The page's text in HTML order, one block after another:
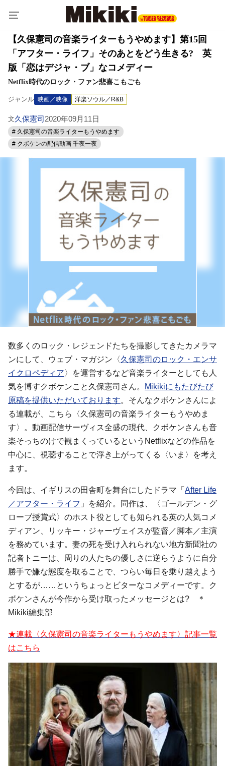
【久保憲司の音楽ライターもうやめます】第15回
「アフター・ライフ」そのあとをどう生きる? 英
版「恋はデジャ・ブ」なコメディー
Netflix時代のロック・ファン悲喜こもごも
ジャンル 映画／映像 洋楽ソウル／R&B
文久保憲司2020年09月11日
# 久保憲司の音楽ライターもうやめます
# クボケンの配信動画 千夜一夜
数多くのロック・レジェンドたちを撮影してきたカメラマ
ンにして、ウェブ・マガジン〈久保憲司のロック・エンサ
イクロペディア〉を運営するなど音楽ライターとしても人
気を博すクボケンこと久保憲司さん。
Mikikiにもたびたび
原稿を提供いただいております。そんなクボケンさんによ
る連載が、こちら〈久保憲司の音楽ライターもうやめま
す〉。動画配信サーヴィス全盛の現代、クボケンさんも音
楽そっちのけで観まくっているというNetflixなどの作品を
中心に、視聴することで浮き上がってくる〈いま〉を考え
ます。
今回は、イギリスの田舎町を舞台にしたドラマ「 After Life
／アフター・ライフ 」を紹介。同作は、〈ゴールデン・グ
ローブ授賞式〉のホスト役としても知られる英の人気コメ
ディアン、リッキー・ジャーヴェイスが監督／脚本／主演
を務めています。妻の死を受け入れられない地方新聞社の
記者トニーは、周りの人たちの優しさに逆らうように自分
勝手で嫌な態度を取ることで、つらい毎日を乗り越えよう
とするが……というちょっとビターなコメディーです。ク
ボケンさんが今作から受け取ったメッセージとは? ＊
Mikiki編集部
★連載〈久保憲司の音楽ライターもうやめます〉記事一覧
はこちら